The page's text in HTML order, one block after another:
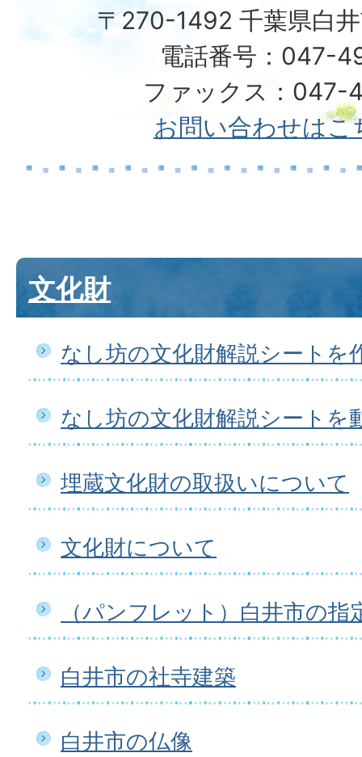
〒270-1492 千葉県白
電話番号：047-
ファックス：047-
お問い合わせはこ
文化財
なし坊の文化財解説シートを
なし坊の文化財解説シートを
埋蔵文化財の取扱いについて
文化財について
（パンフレット）白井市の指
白井市の社寺建築
白井市の仏像